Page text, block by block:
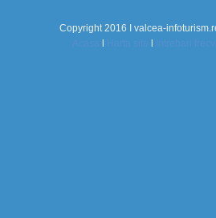
Copyright 2016 I valcea-